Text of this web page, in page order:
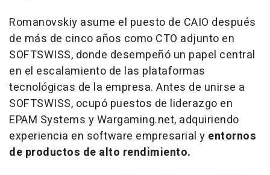
Romanovskiy asume el puesto de CAIO después
de más de cinco años como CTO adjunto en
SOFTSWISS, donde desempeñó un papel central
en el escalamiento de las plataformas
tecnológicas de la empresa. Antes de unirse a
SOFTSWISS, ocupó puestos de liderazgo en
EPAM Systems y Wargaming.net, adquiriendo
experiencia en software empresarial y entornos
de productos de alto rendimiento.